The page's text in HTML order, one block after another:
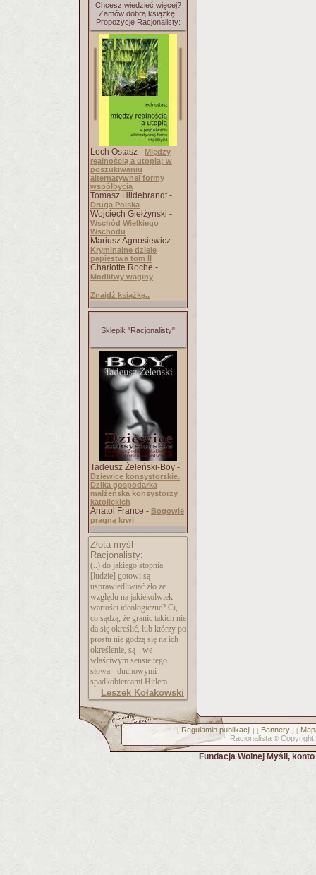
Chcesz wiedzieć więcej?
Zamów dobrą książkę.
Propozycje Racjonalisty:
Lech Ostasz - Między
realnością a utopią: w
poszukiwaniu
alternatywnej formy
współbycia
Tomasz Hildebrandt -
Druga Polska
Wojciech Giełżyński -
Wschód Wielkiego
Wschodu
Mariusz Agnosiewicz -
Kryminalne dzieje
papiestwa tom II
Charlotte Roche -
Modlitwy waginy
Znajdź książkę..
Sklepik "Racjonalisty"
Tadeusz Żeleński-Boy -
Dziewice konsystorskie.
Dzika gospodarka
małżeńska konsystorzy
katolickich
Anatol France - Bogowie
pragną krwi
Złota myśl
Racjonalisty:
(..) do jakiego stopnia
[ludzie] gotowi są
usprawiedliwiać zło ze
względu na jakiekolwiek
wartości ideologiczne? Ci,
co sądzą, że granic takich nie
da się określić, lub którzy po
prostu nie godzą się na ich
określenie, są - we
właściwym sensie tego
słowa - duchowymi
spadkobiercami Hitlera.
Leszek Kołakowski
[ Regulamin publikacji] [ Bannery] [
Racjonalista © Copyright
Fundacja Wolnej Myśli,